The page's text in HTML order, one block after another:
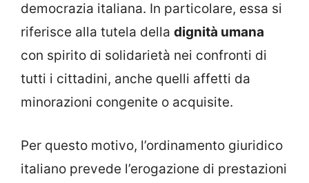
democrazia italiana. In particolare, essa si
riferisce alla tutela della dignità umana
con spirito di solidarietà nei confronti di
tutti i cittadini, anche quelli affetti da
minorazioni congenite o acquisite.
Per questo motivo, l’ordinamento giuridico
italiano prevede l’erogazione di prestazioni